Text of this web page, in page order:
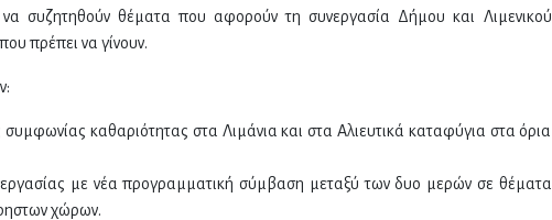
συζητηθούν θέματα που αφορούν τη συνεργασία Δήμου και Λιμενικού
πρέπει να γίνουν.
καθαριότητας στα Λιμάνια και στα Αλιευτικά καταφύγια στα όρια
με νέα προγραμματική σύμβαση μεταξύ των δυο μερών σε θέματα
χώρων.